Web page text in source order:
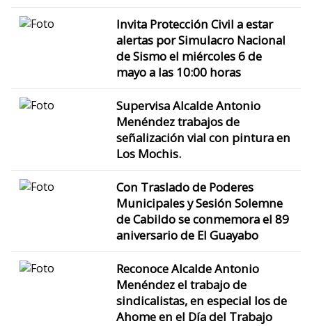
Invita Protección Civil a estar
alertas por Simulacro Nacional
de Sismo el miércoles 6 de
mayo a las 10:00 horas
Supervisa Alcalde Antonio
Menéndez trabajos de
señalización vial con pintura en
Los Mochis.
Con Traslado de Poderes
Municipales y Sesión Solemne
de Cabildo se conmemora el 89
aniversario de El Guayabo
Reconoce Alcalde Antonio
Menéndez el trabajo de
sindicalistas, en especial los de
Ahome en el Día del Trabajo